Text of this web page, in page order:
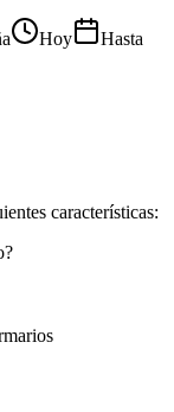
Hoy
Hasta
características: